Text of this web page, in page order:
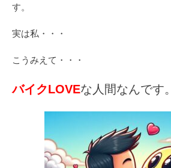
す。
実は私・・・
こうみえて・・・
バイクLOVEな人間なんです。